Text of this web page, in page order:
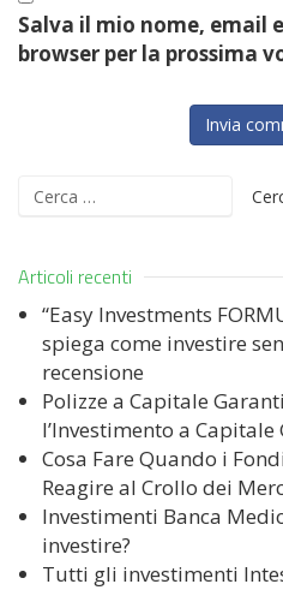
Salva il mio nome, email
browser per la prossima
Ricerca
Articoli recenti
“Easy Investments
spiega come investire
recensione
Polizze a Capitale
l’Investimento a Capitale
Cosa Fare Quando i
Reagire al Crollo dei
Investimenti Banca
investire?
Tutti gli investimenti